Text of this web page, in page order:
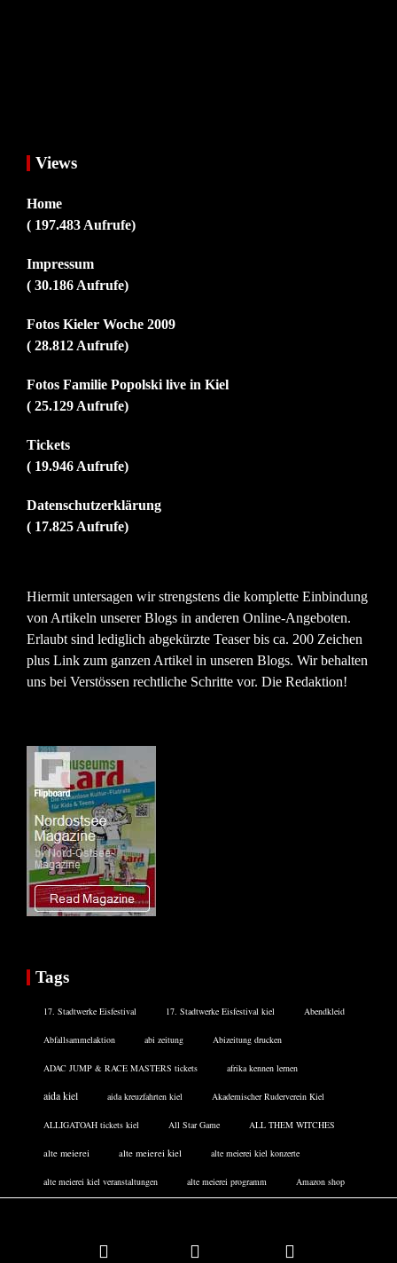
Views
Home
( 197.483 Aufrufe)
Impressum
( 30.186 Aufrufe)
Fotos Kieler Woche 2009
( 28.812 Aufrufe)
Fotos Familie Popolski live in Kiel
( 25.129 Aufrufe)
Tickets
( 19.946 Aufrufe)
Datenschutzerklärung
( 17.825 Aufrufe)
Hiermit untersagen wir strengstens die komplette Einbindung
von Artikeln unserer Blogs in anderen Online-Angeboten.
Erlaubt sind lediglich abgekürzte Teaser bis ca. 200 Zeichen
plus Link zum ganzen Artikel in unseren Blogs. Wir behalten
uns bei Verstössen rechtliche Schritte vor. Die Redaktion!
Tags
17. Stadtwerke Eisfestival 17. Stadtwerke Eisfestival kiel Abendkleid
Abfallsammelaktion abi zeitung Abizeitung drucken
ADAC JUMP & RACE MASTERS tickets afrika kennen lernen
aida kiel aida kreuzfahrten kiel Akademischer Ruderverein Kiel
ALLIGATOAH tickets kiel All Star Game ALL THEM WITCHES
alte meierei alte meierei kiel alte meierei kiel konzerte
alte meierei kiel veranstaltungen alte meierei programm Amazon shop